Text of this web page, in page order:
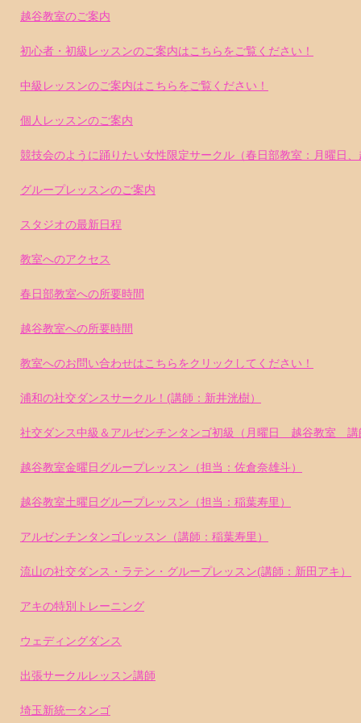
越谷教室のご案内
初心者・初級レッスンのご案内はこちらをご覧ください！
中級レッスンのご案内はこちらをご覧ください！
個人レッスンのご案内
競技会のように踊りたい女性限定サークル（春日部教室：月曜日、
グループレッスンのご案内
スタジオの最新日程
教室へのアクセス
春日部教室への所要時間
越谷教室への所要時間
教室へのお問い合わせはこちらをクリックしてください！
浦和の社交ダンスサークル！(講師：新井洸樹）
社交ダンス中級＆アルゼンチンタンゴ初級（月曜日 越谷教室 講
越谷教室金曜日グループレッスン（担当：佐倉奈雄斗）
越谷教室土曜日グループレッスン（担当：稲葉寿里）
アルゼンチンタンゴレッスン（講師：稲葉寿里）
流山の社交ダンス・ラテン・グループレッスン(講師：新田アキ）
アキの特別トレーニング
ウェディングダンス
出張サークルレッスン講師
埼玉新統一タンゴ